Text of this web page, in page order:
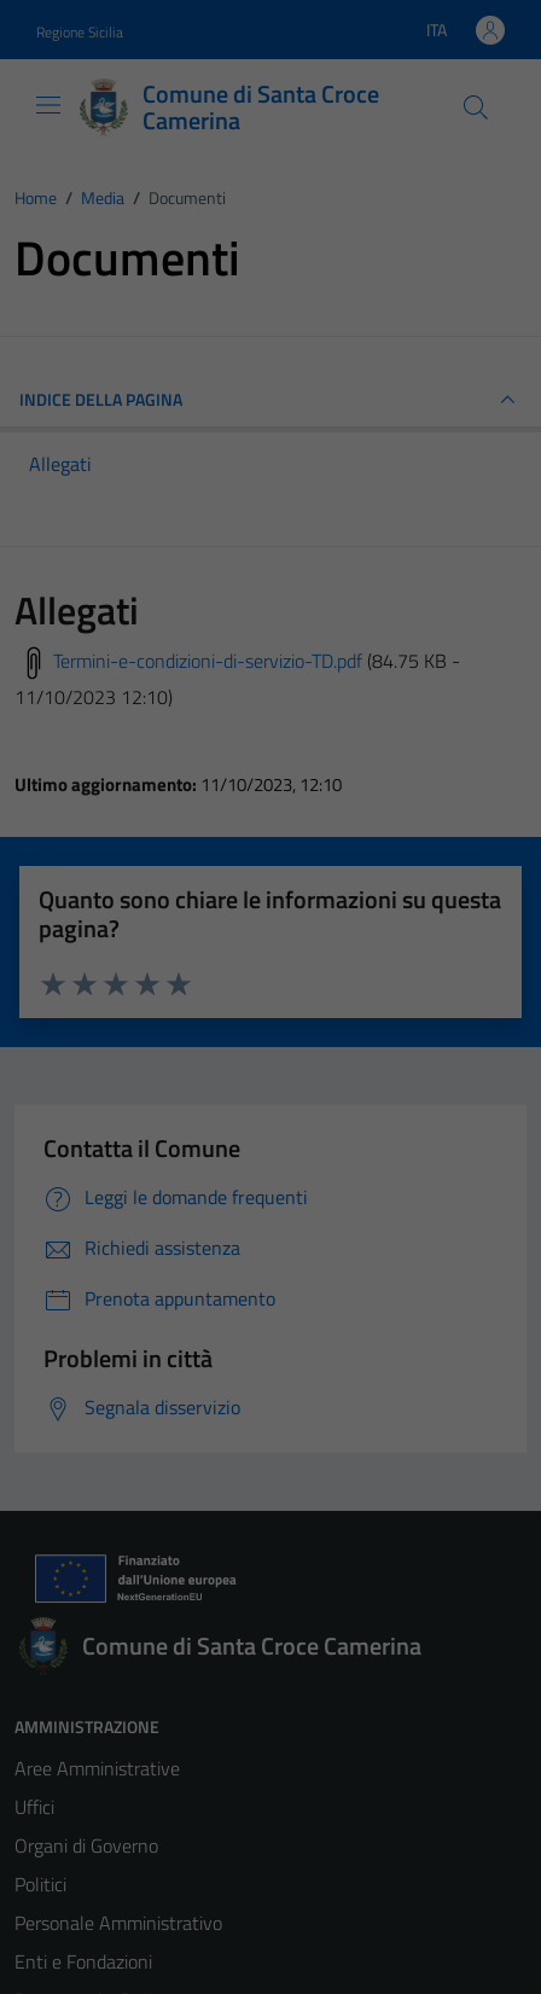
Regione Sicilia Lingua attiva:
ITA
Comune di Santa Croce
Camerina
Home / Media / Documenti
Documenti
INDICE DELLA PAGINA
Allegati
Allegati
Termini-e-condizioni-di-servizio-TD.pdf (84.75 KB -
11/10/2023 12:10)
Ultimo aggiornamento: 11/10/2023, 12:10
Quanto sono chiare le informazioni su questa
pagina?
Valuta 5 stelle su 5
Valuta 4 stelle su 5
Valuta 3 stelle su 5
Valuta 2 stelle su 5
Valuta 1 stelle su 5
Contatta il Comune
Leggi le domande frequenti
Richiedi assistenza
Prenota appuntamento
Problemi in città
Segnala disservizio
Comune di Santa Croce Camerina
AMMINISTRAZIONE
Aree Amministrative
Uffici
Organi di Governo
Politici
Personale Amministrativo
Enti e Fondazioni